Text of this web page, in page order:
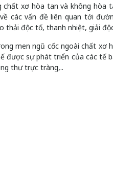
chất xơ hòa tan và không
các vấn đề liên quan tới
thải độc tố, thanh nhiệt, giải
men ngũ cốc ngoài chất
được sự phát triển của các tế
thư trực tràng,..